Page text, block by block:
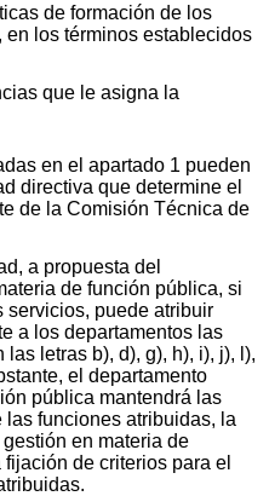
de formación de los
los términos establecidos
que le asigna la
en el apartado 1 pueden
directiva que determine el
de la Comisión Técnica de
a propuesta del
de función pública, si
servicios, puede atribuir
a los departamentos las
letras b), d), g), h), i), j), l),
el departamento
pública mantendrá las
funciones atribuidas, la
en materia de
de criterios para el